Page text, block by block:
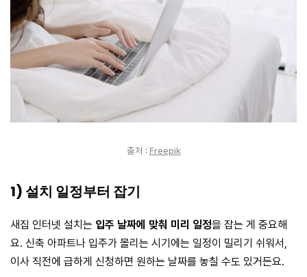
출처 : Freepik
1) 설치 일정부터 잡기
새집 인터넷 설치는 입주 날짜에 맞춰 미리 일정을 잡는 게 중요해
요. 신축 아파트나 입주가 몰리는 시기에는 일정이 밀리기 쉬워서,
이사 직전에 급하게 신청하면 원하는 날짜를 놓칠 수도 있거든요.